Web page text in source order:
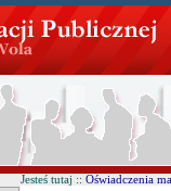
Jesteś tutaj :: Oświadczenia